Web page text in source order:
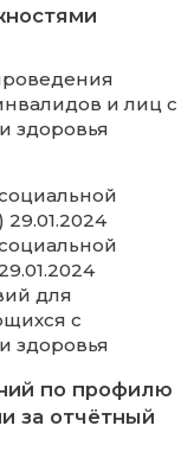
в здания
социальной
29.01.2024
социальной
29.01.2024
обучения
29.01.2024